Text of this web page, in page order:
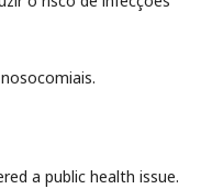
a public health issue.